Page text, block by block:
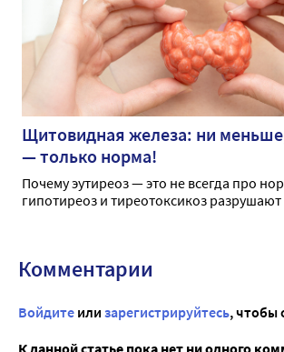
Щитовидная железа: ни
— только норма!
Почему эутиреоз — это не всегда про
гипотиреоз и тиреотоксикоз
Комментарии
Войдите или зарегистрируйтесь, чтобы